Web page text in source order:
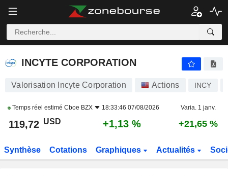
INCYTE CORPORATION
INCYTE CORPORATION
Valorisation Incyte Corporation Actions INCY
Temps réel estimé Cboe BZX 18:33:46 07/08/2026 Varia. 1 janv.
119,72 USD +1,13 % +21,65 %
Synthèse Cotations Graphiques Actualités